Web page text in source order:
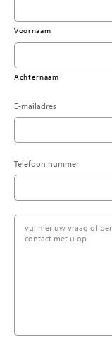
Voornaam
Achternaam
E-mailadres
Telefoon nummer
hier
dan